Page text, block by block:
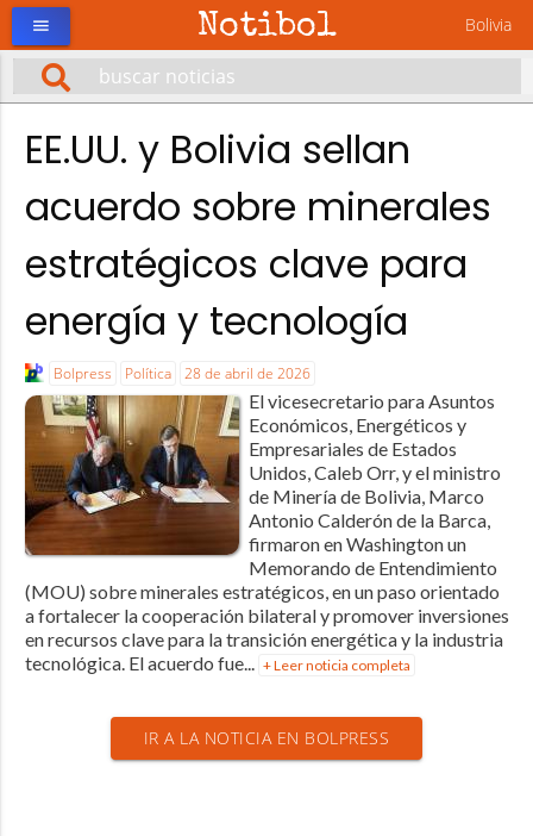
Notibol Bolivia
menu
EE.UU. y Bolivia sellan
acuerdo sobre minerales
estratégicos clave para
energía y tecnología
Bolpress Política 28 de abril de 2026
El vicesecretario para Asuntos
Económicos, Energéticos y
Empresariales de Estados
Unidos, Caleb Orr, y el ministro
de Minería de Bolivia, Marco
Antonio Calderón de la Barca,
firmaron en Washington un
Memorando de Entendimiento
(MOU) sobre minerales estratégicos, en un paso orientado
a fortalecer la cooperación bilateral y promover inversiones
en recursos clave para la transición energética y la industria
tecnológica. El acuerdo fue... + Leer noticia completa
IR A LA NOTICIA EN BOLPRESS